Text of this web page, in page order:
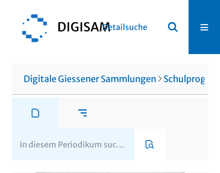
Detailsuche
Digitale Giessener Sammlungen